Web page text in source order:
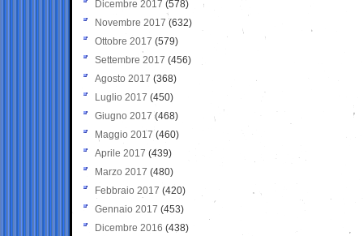
Dicembre 2017 (578)
Novembre 2017 (632)
Ottobre 2017 (579)
Settembre 2017 (456)
Agosto 2017 (368)
Luglio 2017 (450)
Giugno 2017 (468)
Maggio 2017 (460)
Aprile 2017 (439)
Marzo 2017 (480)
Febbraio 2017 (420)
Gennaio 2017 (453)
Dicembre 2016 (438)